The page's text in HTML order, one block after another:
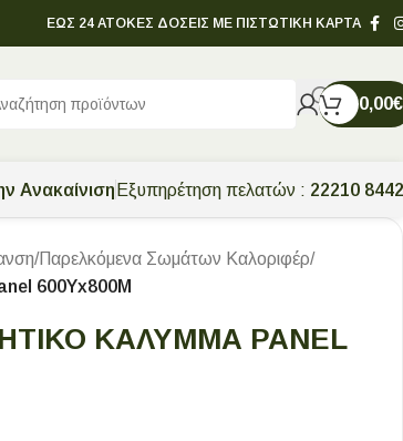
ΕΩΣ 24 ΑΤΟΚΕΣ ΔΟΣΕΙΣ ΜΕ ΠΙΣΤΩΤΙΚΗ ΚΑΡΤΑ
0,00€
Ανακαίνιση Εξυπηρέτηση πελατών : 22210
/Παρελκόμενα Σωμάτων Καλοριφέρ/
600Υx800Μ
ΚΆΛΥΜΜΑ PANEL